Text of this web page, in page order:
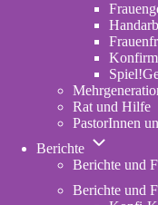
Rat und Hilfe
PastorInnen
Berichte
Berichte
Berichte und
Berichte und